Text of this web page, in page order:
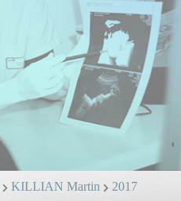
KILLIAN Martin 2017